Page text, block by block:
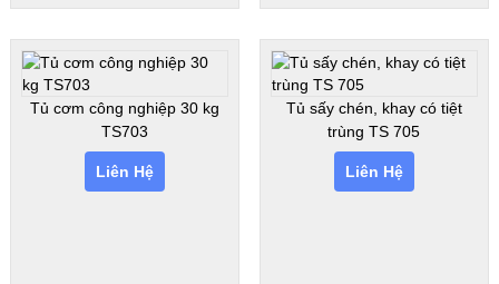
Tủ cơm công nghiệp 30 kg
TS703
Liên Hệ
Tủ sấy chén, khay có tiệt
trùng TS 705
Liên Hệ